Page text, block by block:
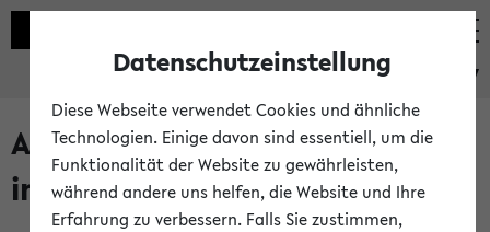
eKVV
Alle veröffentlichten Semester
im eKVV
Datenschutzeinstellung
Diese Webseite verwendet Cookies und ähnliche
Technologien. Einige davon sind essentiell, um die
Funktionalität der Website zu gewährleisten,
während andere uns helfen, die Website und Ihre
Erfahrung zu verbessern. Falls Sie zustimmen,